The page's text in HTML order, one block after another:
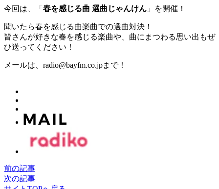
今回は、「 春を感じる曲 選曲じゃんけん 」を開催！
聞いたら春を感じる曲楽曲での選曲対決！
皆さんが好きな春を感じる楽曲や、曲にまつわる思い出もぜ
ひ送ってください！
メールは、radio@bayfm.co.jpまで！
前の記事
次の記事